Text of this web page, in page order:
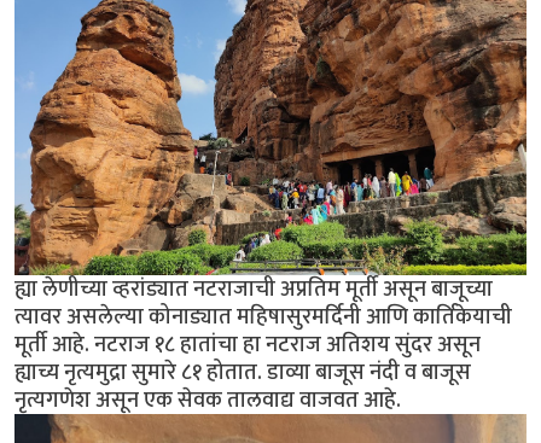
ह्या लेणीच्या व्हरांड्यात नटराजाची अप्रतिम मूर्ती असून बाजूच्या
त्यावर असलेल्या कोनाड्यात महिषासुरमर्दिनी आणि कार्तिकेयाची
मूर्ती आहे. नटराज १८ हातांचा हा नटराज अतिशय सुंदर असून
ह्याच्य नृत्यमुद्रा सुमारे ८१ होतात. डाव्या बाजूस नंदी व बाजूस
नृत्यगणेश असून एक सेवक तालवाद्य वाजवत आहे.